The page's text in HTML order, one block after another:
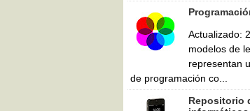
Actualizado:
modelos de
representan
de programación co...
Repositorio